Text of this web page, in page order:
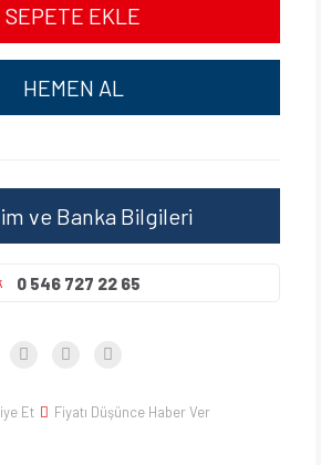
SEPETE EKLE
HEMEN AL
ve Banka Bilgileri
0 546 727 22 65
Et Fiyatı Düşünce Haber Ver